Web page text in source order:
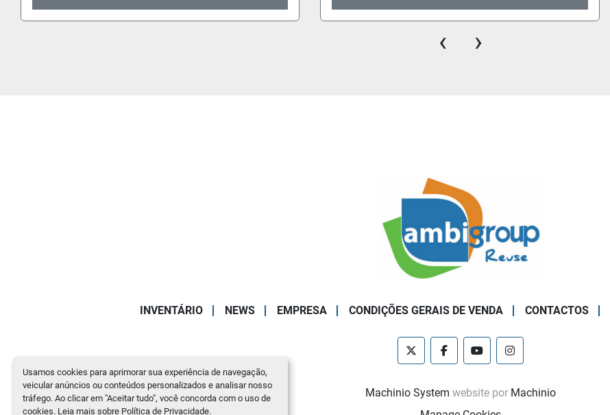
Usamos cookies para aprimorar sua experiência de navegação,
veicular anúncios ou conteúdos personalizados e analisar nosso
tráfego. Ao clicar em "Aceitar tudo", você concorda com o uso de
cookies. Leia mais sobre Política de Privacidade.
‹ ›
INVENTÁRIO NEWS EMPRESA CONDIÇÕES GERAIS DE VENDA CONTACTOS
twitter facebookyoutubeinstagram
Machinio System website por Machinio